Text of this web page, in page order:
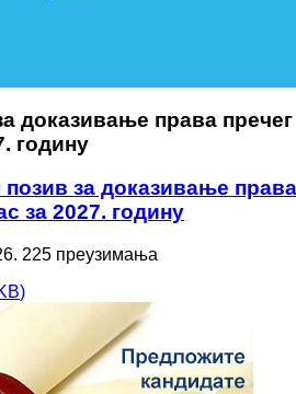
доказивање права
годину
позив за доказивање
за 2027. годину
225 преузимања
)